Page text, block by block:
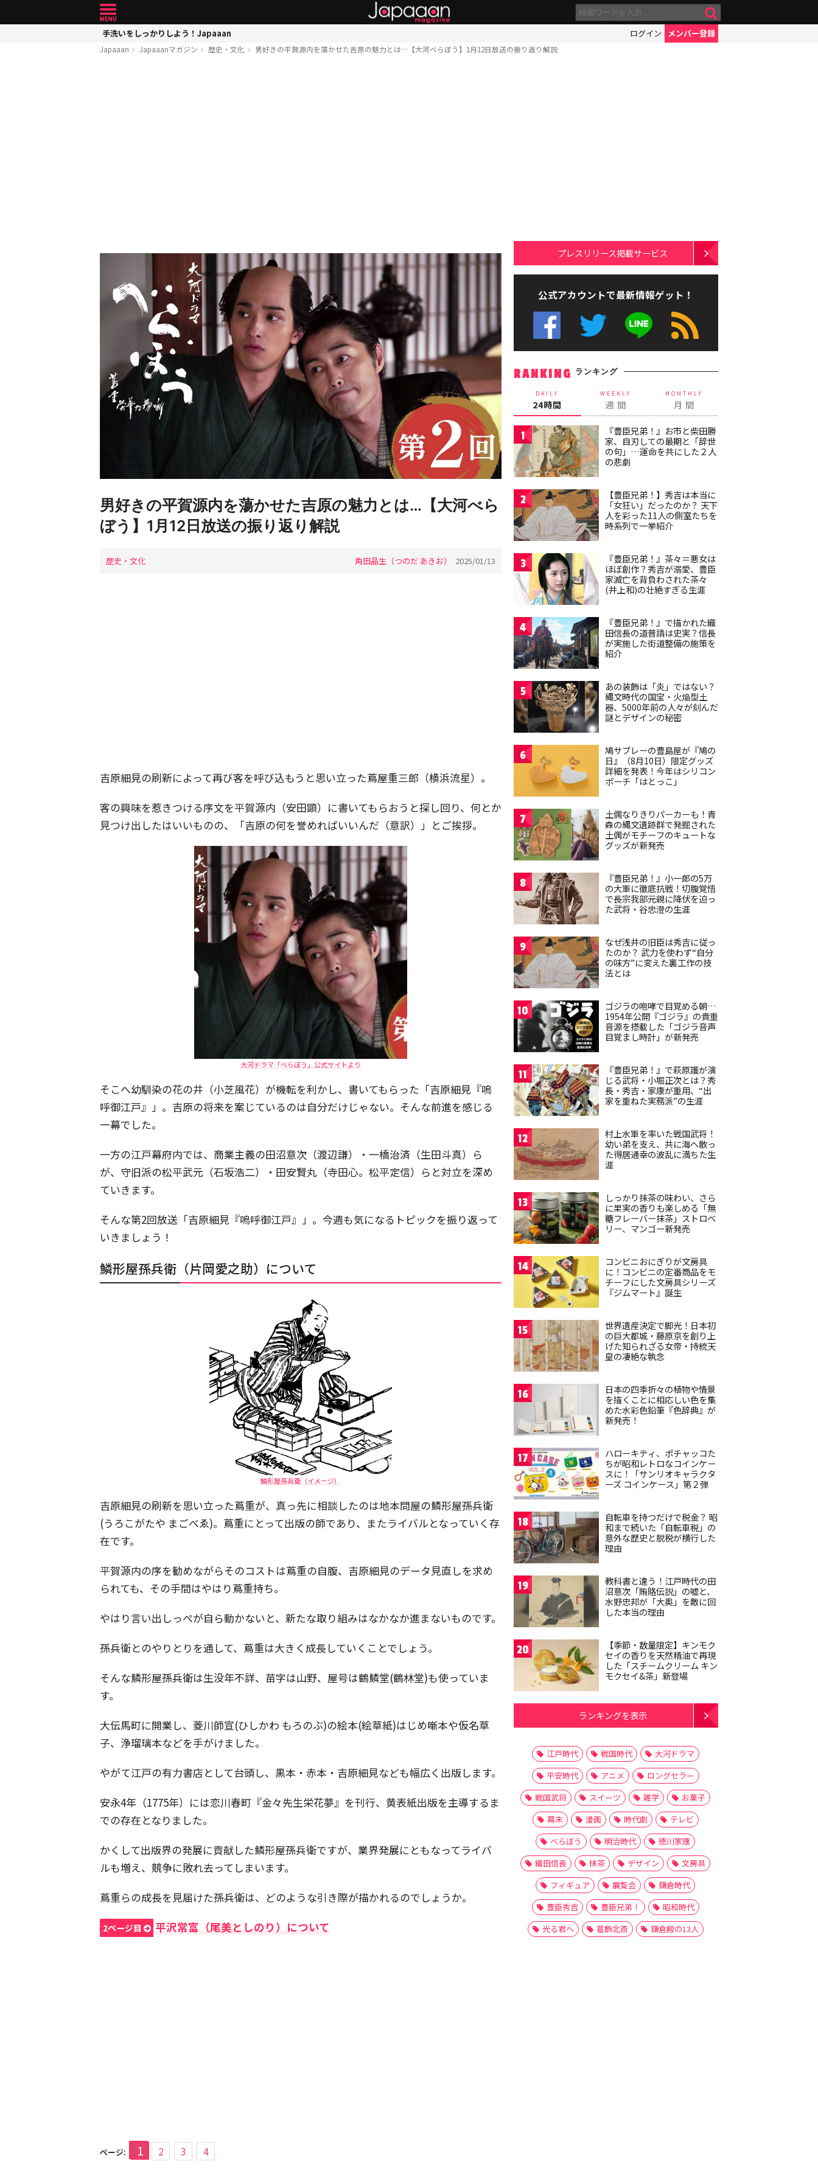
手洗いをしっかりしよう！Japaaan ログイン メンバー登録
Japaaan Japaaanマガジン 歴史・文化 男好きの平賀源内を蕩かせた吉原の魅力とは…【大河べらぼう】1月12日放送の振り返り解説
男好きの平賀源内を蕩かせた吉原の魅力とは…【大河べら
ぼう】1月12日放送の振り返り解説
歴史・文化 角田晶生（つのだ あきお） 2025/01/13
吉原細見の刷新によって再び客を呼び込もうと思い立った蔦屋重三郎（横浜流星）。
客の興味を惹きつける序文を平賀源内（安田顕）に書いてもらおうと探し回り、何とか
見つけ出したはいいものの、「吉原の何を誉めればいいんだ（意訳）」とご挨拶。
大河ドラマ「べらぼう」公式サイトより
そこへ幼馴染の花の井（小芝風花）が機転を利かし、書いてもらった「吉原細見『嗚
呼御江戸』」。吉原の将来を案じているのは自分だけじゃない。そんな前進を感じる
一幕でした。
一方の江戸幕府内では、商業主義の田沼意次（渡辺謙）・一橋治済（生田斗真）ら
が、守旧派の松平武元（石坂浩二）・田安賢丸（寺田心。松平定信）らと対立を深め
ていきます。
そんな第2回放送「吉原細見『嗚呼御江戸』」。今週も気になるトピックを振り返って
いきましょう！
鱗形屋孫兵衛（片岡愛之助）について
鱗形屋孫兵衛（イメージ）
吉原細見の刷新を思い立った蔦重が、真っ先に相談したのは地本問屋の鱗形屋孫兵衛
(うろこがたや まごべゑ)。蔦重にとって出版の師であり、またライバルとなっていく存
在です。
平賀源内の序を勧めながらそのコストは蔦重の自腹、吉原細見のデータ見直しを求め
られても、その手間はやはり蔦重持ち。
やはり言い出しっぺが自ら動かないと、新たな取り組みはなかなか進まないものです。
孫兵衛とのやりとりを通して、蔦重は大きく成長していくことでしょう。
そんな鱗形屋孫兵衛は生没年不詳、苗字は山野、屋号は鶴鱗堂(鶴林堂)も使っていま
す。
大伝馬町に開業し、菱川師宣(ひしかわ もろのぶ)の絵本(絵草紙)はじめ噺本や仮名草
子、浄瑠璃本などを手がけました。
やがて江戸の有力書店として台頭し、黒本・赤本・吉原細見なども幅広く出版します。
安永4年（1775年）には恋川春町『金々先生栄花夢』を刊行、黄表紙出版を主導するま
での存在となりました。
かくして出版界の発展に貢献した鱗形屋孫兵衛ですが、業界発展にともなってライバ
ルも増え、競争に敗れ去ってしまいます。
蔦重らの成長を見届けた孫兵衛は、どのような引き際が描かれるのでしょうか。
2ページ目 平沢常富（尾美としのり）について
ページ: 1 2 3 4
プレスリリース掲載サービス
公式アカウントで最新情報ゲット！
RANKING ランキング
DAILY
24時間
WEEKLY
週 間
MONTHLY
月 間
1
『豊臣兄弟！』お市と柴田勝
家、自刃しての最期と「辞世
の句」…運命を共にした２人
の悲劇
2
【豊臣兄弟！】秀吉は本当に
「女狂い」だったのか？ 天下
人を彩った11人の側室たちを
時系列で一挙紹介
3
『豊臣兄弟！』茶々＝悪女は
ほぼ創作？秀吉が溺愛、豊臣
家滅亡を背負わされた茶々
(井上和)の壮絶すぎる生涯
4
『豊臣兄弟！』で描かれた織
田信長の道普請は史実？信長
が実施した街道整備の施策を
紹介
5
あの装飾は「炎」ではない？
縄文時代の国宝・火焔型土
器、5000年前の人々が刻んだ
謎とデザインの秘密
6
鳩サブレーの豊島屋が『鳩の
日』（8月10日）限定グッズ
詳細を発表！今年はシリコン
ポーチ「はとっこ」
7
土偶なりきりパーカーも！青
森の縄文遺跡群で発掘された
土偶がモチーフのキュートな
グッズが新発売
8
『豊臣兄弟！』小一郎の5万
の大軍に徹底抗戦！切腹覚悟
で長宗我部元親に降伏を迫っ
た武将・谷忠澄の生涯
9
なぜ浅井の旧臣は秀吉に従っ
たのか？ 武力を使わず“自分
の味方”に変えた裏工作の技
法とは
10
ゴジラの咆哮で目覚める朝…
1954年公開『ゴジラ』の貴重
音源を搭載した「ゴジラ音声
目覚まし時計」が新発売
11
『豊臣兄弟！』で萩原護が演
じる武将・小堀正次とは？秀
長・秀吉・家康が重用、“出
家を重ねた実務派”の生涯
12
村上水軍を率いた戦国武将！
幼い弟を支え、共に海へ散っ
た得居通幸の波乱に満ちた生
涯
13
しっかり抹茶の味わい、さら
に果実の香りも楽しめる「無
糖フレーバー抹茶」ストロベ
リー、マンゴー新発売
14
コンビニおにぎりが文房具
に！コンビニの定番商品をモ
チーフにした文房具シリーズ
『ジムマート』誕生
15
世界遺産決定で脚光！日本初
の巨大都城・藤原京を創り上
げた知られざる女帝・持統天
皇の凄絶な執念
16
日本の四季折々の植物や情景
を描くことに相応しい色を集
めた水彩色鉛筆『色辞典』が
新発売！
17
ハローキティ、ポチャッコた
ちが昭和レトロなコインケー
スに！「サンリオキャラクタ
ーズ コインケース」第２弾
18
自転車を持つだけで税金？ 昭
和まで続いた「自転車税」の
意外な歴史と脱税が横行した
理由
19
教科書と違う！江戸時代の田
沼意次「賄賂伝説」の嘘と、
水野忠邦が「大奥」を敵に回
した本当の理由
20
【季節・数量限定】キンモク
セイの香りを天然精油で再現
した「スチームクリーム キン
モクセイ&茶」新登場
ランキングを表示
江戸時代 戦国時代
大河ドラマ
平安時代
アニメ
ロングセラー
戦国武将
スイーツ 雑学
お菓子
幕末
漫画 時代劇
テレビ
べらぼう
明治時代
徳川家康
織田信長
抹茶 デザイン
文房具
フィギュア
展覧会
鎌倉時代
豊臣秀吉
豊臣兄弟！
昭和時代
光る君へ
葛飾北斎 鎌倉殿の13人